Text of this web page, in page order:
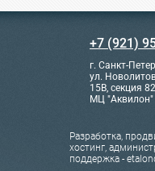
+7 (921)
г. Санкт-
ул.
15В, секция
МЦ "Аквилон"
Разработка,
хостинг,
поддержка -